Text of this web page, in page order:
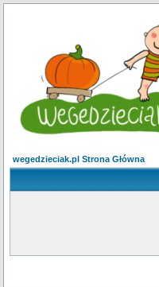
wegedzieciak.pl Strona Główna